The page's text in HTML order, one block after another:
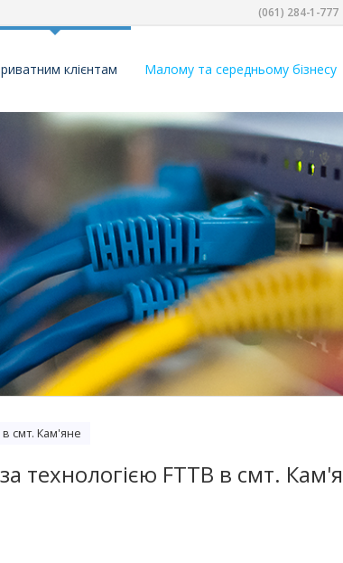
(061) 284-1-777
клієнтам Малому та середньому бізнесу
в смт. Кам'яне
технологією FTTB в смт.